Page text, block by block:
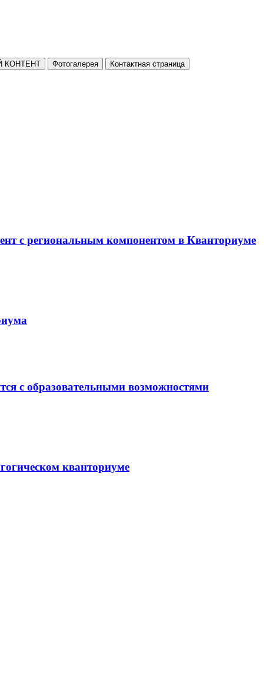
КОНТЕНТ Фотогалерея Контактная страница
с региональным компонентом в Кванториуме
с образовательными возможностями
кванториуме